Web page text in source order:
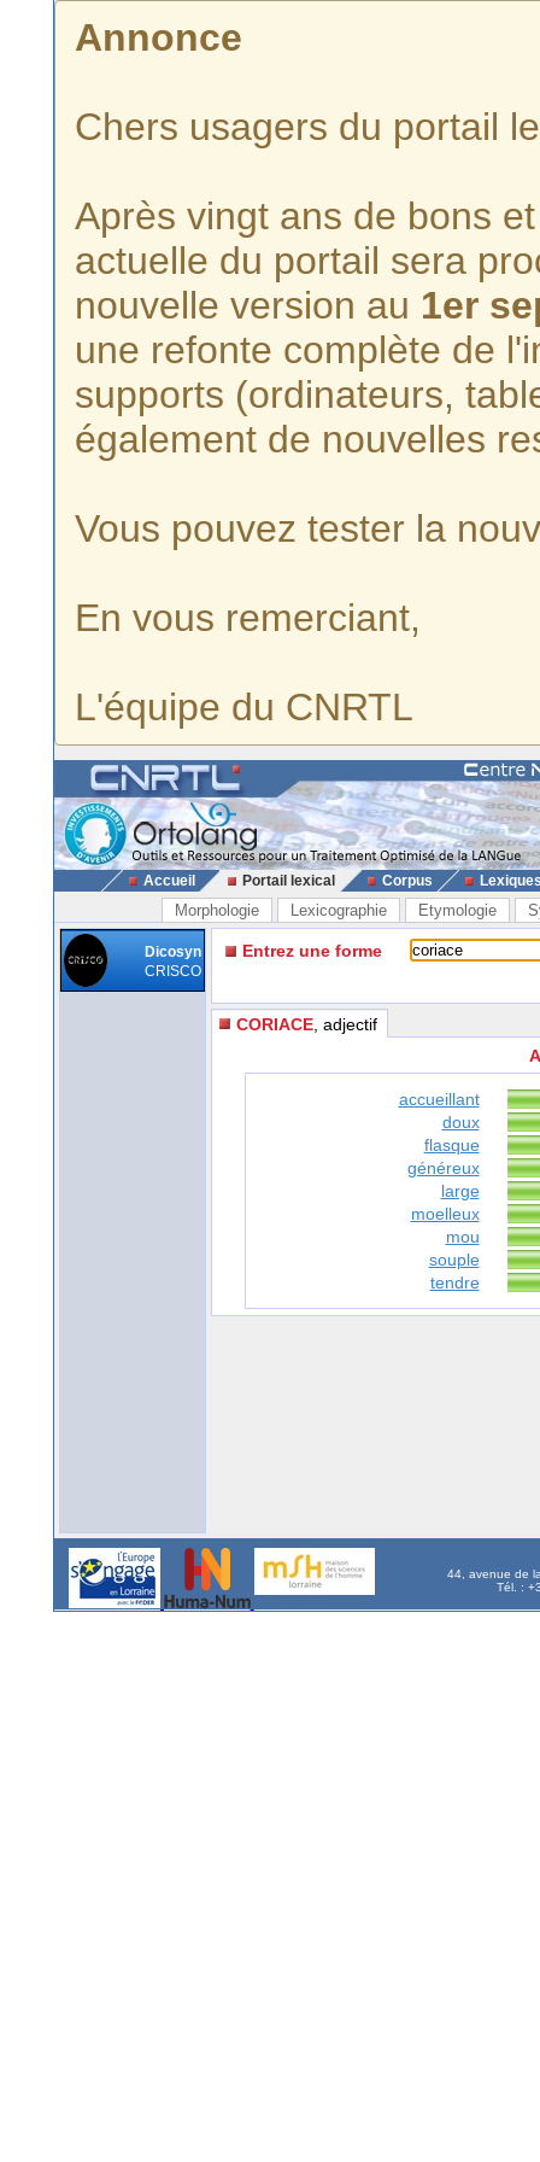
Annonce
Chers usagers du portail
Après vingt ans de bons
actuelle du portail sera
nouvelle version au 1er
une refonte complète de
supports (ordinateurs,
également de nouvelles
Vous pouvez tester la
En vous remerciant,
L'équipe du CNRTL
Accueil Portail lexical Corpus
Morphologie Lexicographie Etymologie
Dicosyn
CRISCO
Entrez une forme
CORIACE , adjectif
accueillant
doux
flasque
généreux
large
moelleux
mou
souple
tendre
44, avenue de
Tél. :